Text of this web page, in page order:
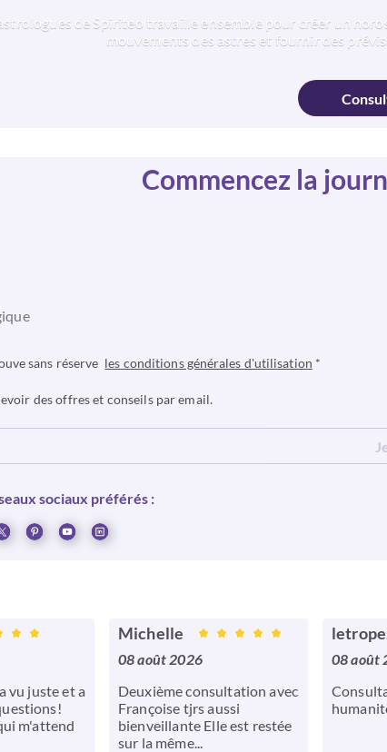
de Spiriteo travaille ensemble pour créer un
mouvements des astres et fournir des
Commencez la
sans réserve les conditions générales d'utilisation *
des offres et conseils par email.
sociaux préférés :
vu juste et a
m'attend
Michelle
08 août 2026
Deuxième consultation avec
Françoise tjrs aussi
bienveillante Elle est restée
sur la même...
08 août